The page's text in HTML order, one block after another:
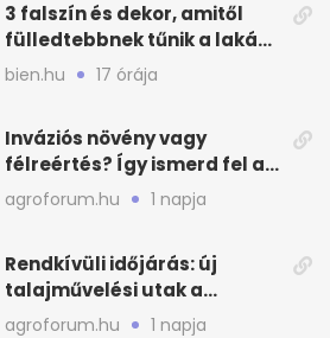
3 falszín és dekor, amitől
fülledtebbnek tűnik a lakás
nyáron
bien.hu 17 órája
Inváziós növény vagy
félreértés? Így ismerd fel a
valódi kockázatot
agroforum.hu 1 napja
Rendkívüli időjárás: új
talajművelési utak a
gazdáknak
agroforum.hu 1 napja